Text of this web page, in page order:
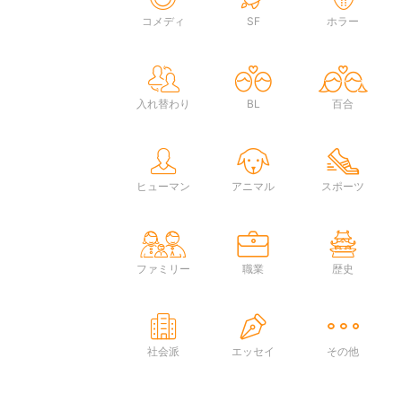
コメディ SF ホラー
入れ替わり BL 百合
ヒューマン アニマル スポーツ
ファミリー 職業 歴史
社会派 エッセイ その他